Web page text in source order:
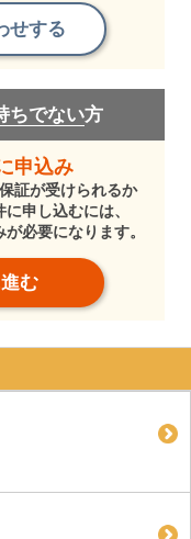
せする
ちでない方
申込み
証が受けられるか
申し込むには、
必要になります。
む